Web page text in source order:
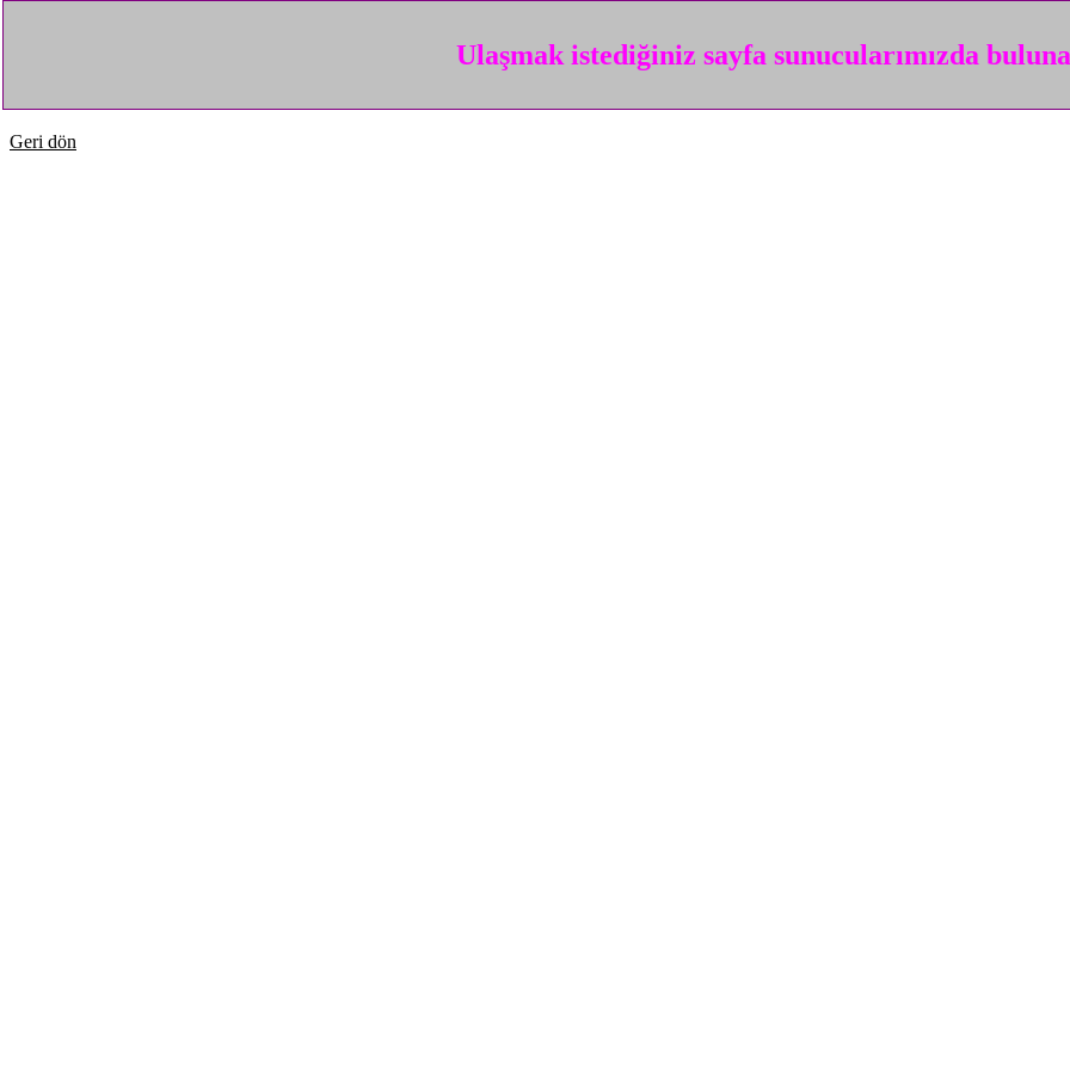
Ulaşmak istediğiniz sayfa sunucularımızda
Geri dön